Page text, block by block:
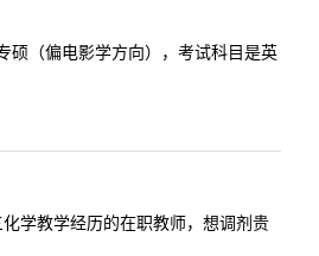
（偏电影学方向），考试科目是英
学教学经历的在职教师，想调剂贵